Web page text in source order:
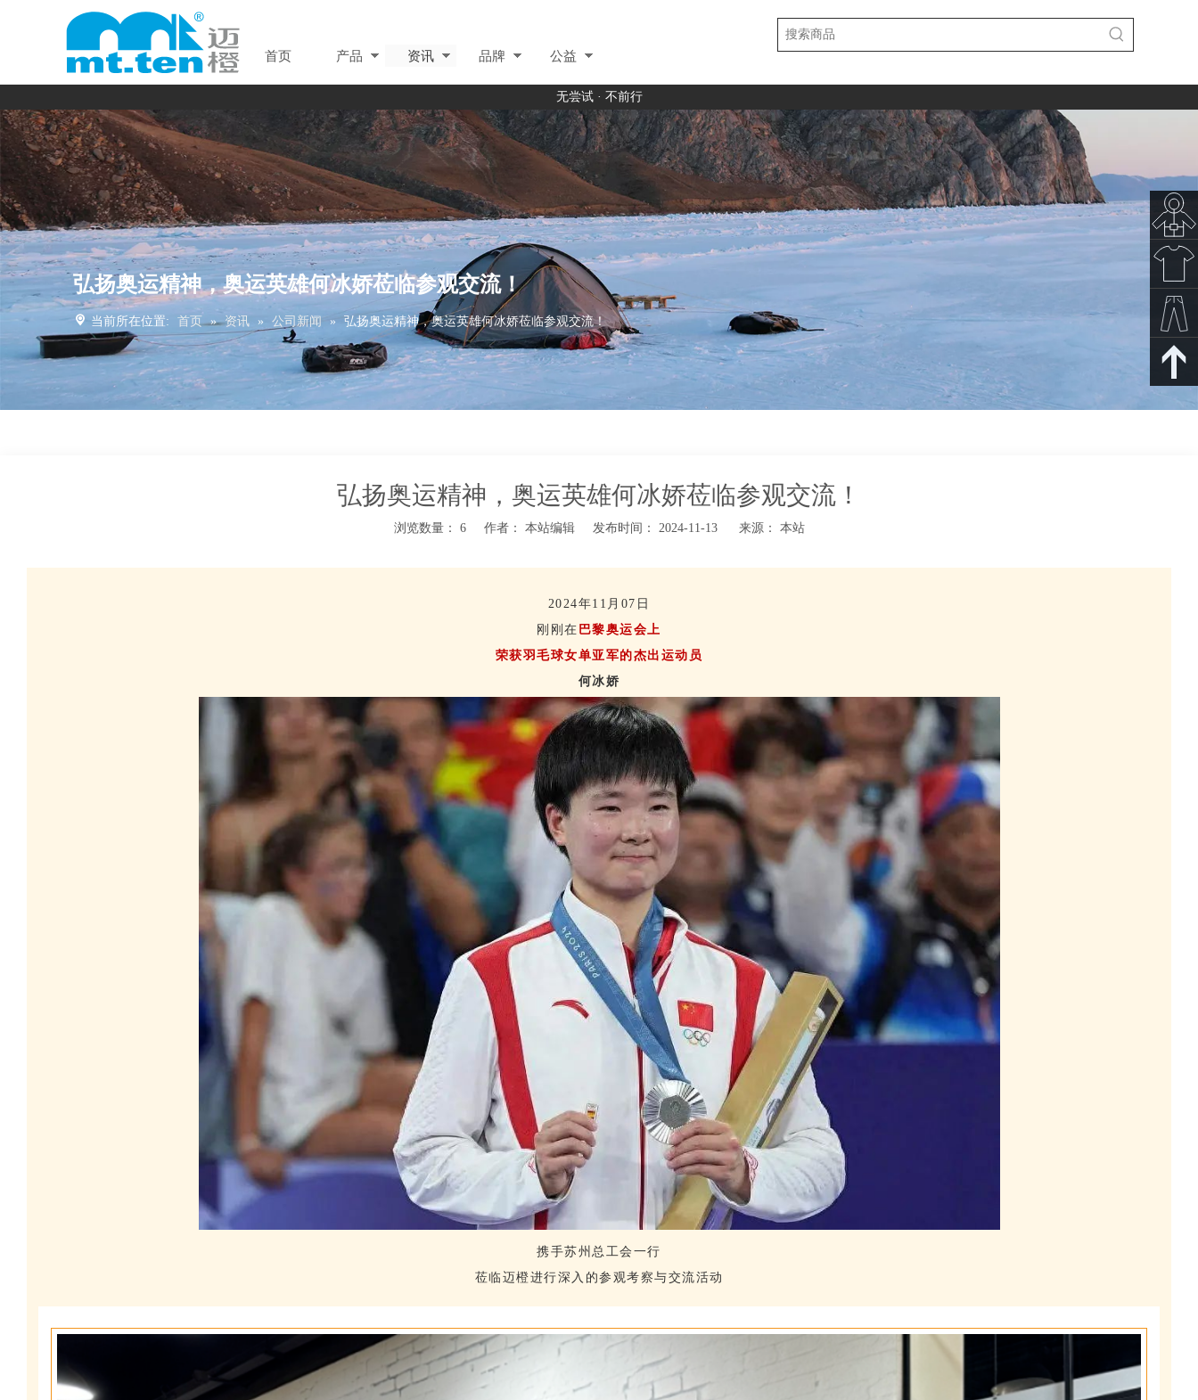
首页 产品 资讯 品牌 公益
无尝试 · 不前行
弘扬奥运精神，奥运英雄何冰娇莅临参观交流！
当前所在位置: 首页 » 资讯 » 公司新闻 » 弘扬奥运精神，奥运英雄何冰娇莅临参观交流！
弘扬奥运精神，奥运英雄何冰娇莅临参观交流！
浏览数量： 6作者： 本站编辑 发布时间： 2024-11-13 来源： 本站
2024年11月07日
刚刚在 巴黎奥运会上
荣获羽毛球女单亚军的杰出运动员
何冰娇
携手苏州总工会一行
莅临迈橙进行深入的参观考察与交流活动
秋冬新
春夏新
款
裤子下
装